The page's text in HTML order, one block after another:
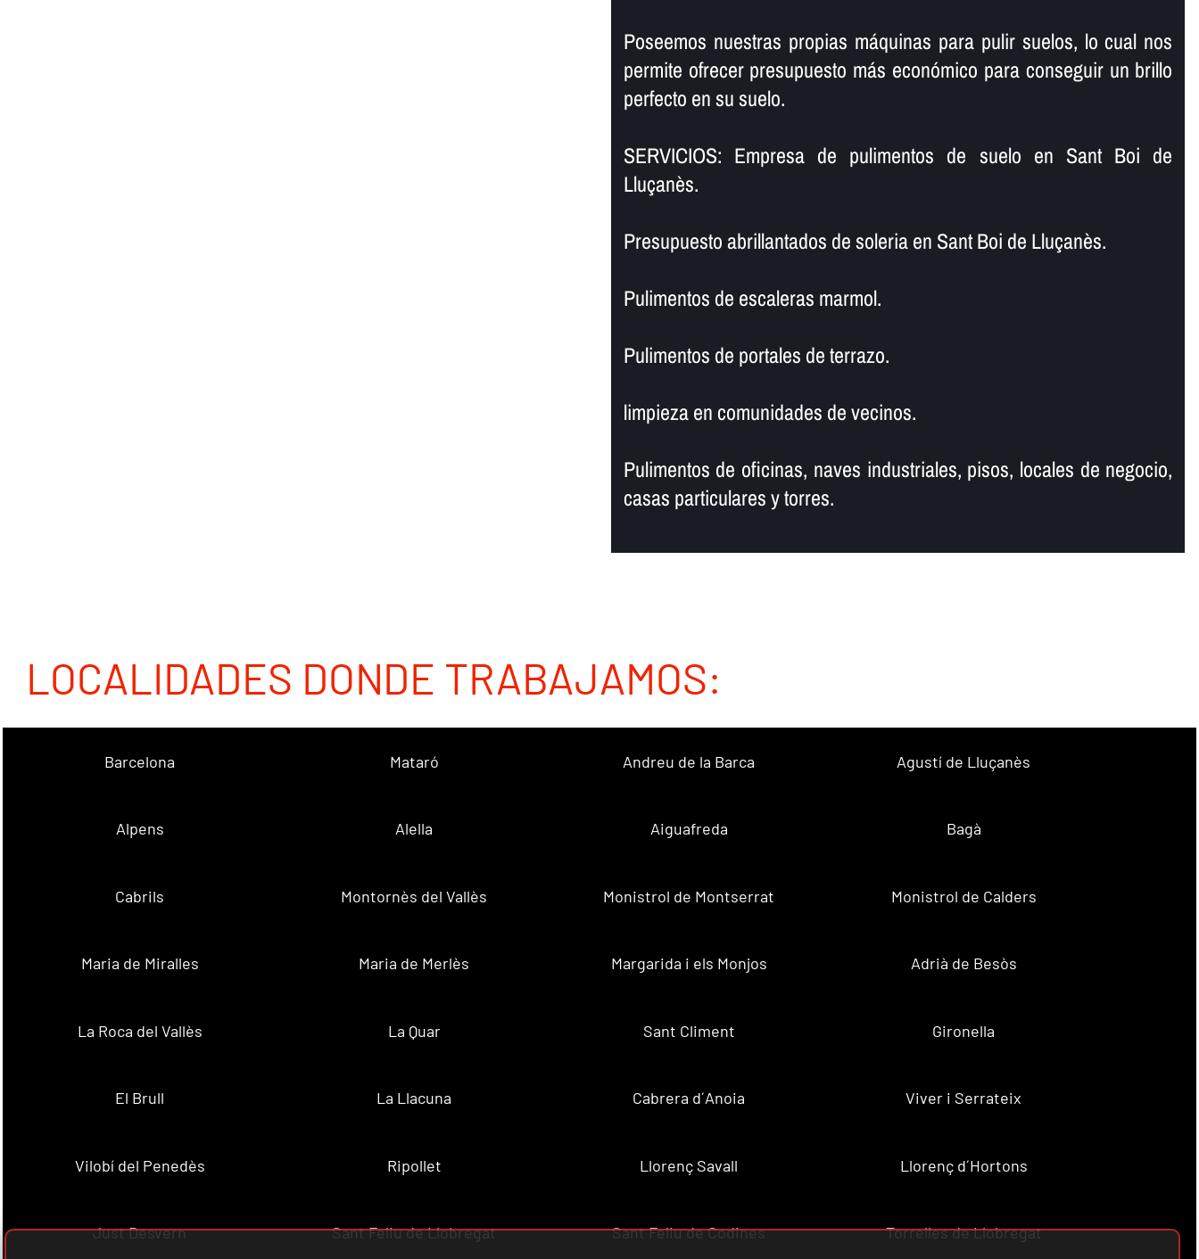
Poseemos nuestras propias máquinas para pulir suelos, lo cual nos
permite ofrecer presupuesto más económico para conseguir un brillo
perfecto en su suelo.
SERVICIOS: Empresa de pulimentos de suelo en Sant Boi de
Lluçanès.
Presupuesto abrillantados de soleria en Sant Boi de Lluçanès.
Pulimentos de escaleras marmol.
Pulimentos de portales de terrazo.
limpieza en comunidades de vecinos.
Pulimentos de oficinas, naves industriales, pisos, locales de negocio,
casas particulares y torres.
LOCALIDADES DONDE TRABAJAMOS:
Barcelona Mataró Andreu de la Barca Agustí de Lluçanès
Alpens Alella Aiguafreda Bagà
Cabrils Montornès del Vallès Monistrol de Montserrat Monistrol de Calders
Maria de Miralles Maria de Merlès Margarida i els Monjos Adrià de Besòs
La Roca del Vallès La Quar Sant Climent Gironella
El Brull La Llacuna Cabrera d´Anoia Viver i Serrateix
Vilobí del Penedès Ripollet Llorenç Savall Llorenç d´Hortons
Just Desvern Sant Feliu de Llobregat Sant Feliu de Codines Torrelles de Llobregat